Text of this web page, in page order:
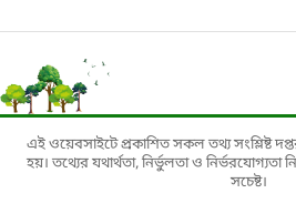
এই ওয়েবসাইটে প্রকাশিত সকল তথ্য সংশ্লিষ্ট
হয়। তথ্যের যথার্থতা, নির্ভুলতা ও নির্ভরযোগ্যতা
সচেষ্ট।